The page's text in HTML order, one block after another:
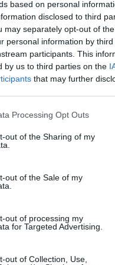
based on personal
disclosed to third
may separately opt-out of
personal information by
participants. This
by us to third parties on the
that may further
Processing Opt Outs
out of the Sharing of my
out of the Sale of my
out of processing my
for Targeted Advertising.
out of Collection, Use,
контрола и проверка
субјект – како се
простор и
од она што сме го
немавме голем
парламентарни
потребно е
државата би
на ЗНАМ.
за текстот се на
25 ГОДИНИ ОД
„КАРПАЛАК„ -
со сведоштво за